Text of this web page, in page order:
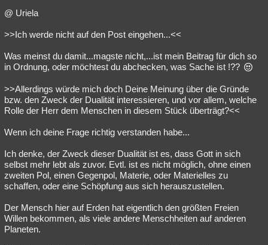
@ Uriela
>>Ich werde nicht auf den Post eingehen...<<
Was meinst du damit...magste nicht,...ist mein Beitrag für dich so
in Ordnung, oder möchtest du abchecken, was Sache ist !??
>>Allerdings würde mich doch Deine Meinung über die Gründe
bzw. den Zweck der Dualität interessieren, und vor allem, welche
Rolle der Herr dem Menschen in diesem Stück überträgt?<<
Wenn ich deine Frage richtig verstanden habe...
Ich denke, der Zweck dieser Dualität ist es, dass Gott in sich
selbst mehr lebt als zuvor. Evtl. ist es nicht möglich, ohne einen
zweiten Pol, einen Gegenpol, Materie, oder Materielles zu
schaffen, oder eine Schöpfung aus sich herauszustellen.
Der Mensch hier auf Erden hat eigentlich den größten Freien
Willen bekommen, als viele andere Menschheiten auf anderen
Planeten.